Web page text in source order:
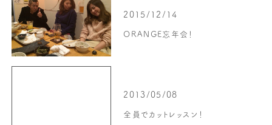
2015/12/14
ORANGE忘年会！
2013/05/08
全員でカットレッスン！